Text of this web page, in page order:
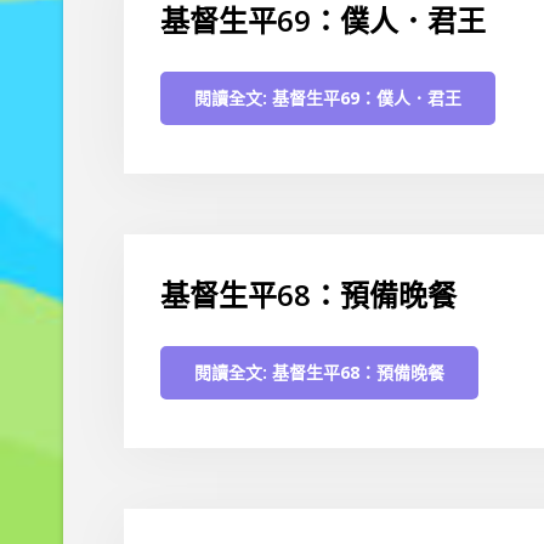
基督生平69：僕人．君王
閱讀全文: 基督生平69：僕人．君王
基督生平68：預備晚餐
閱讀全文: 基督生平68：預備晚餐